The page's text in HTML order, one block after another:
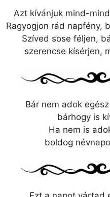
Azt kívánjuk mind-
Ragyogjon rád napfény,
Szíved sose féljen,
szerencse kísérjen,
Bár nem adok
bárhogy is
Ha nem is
boldog